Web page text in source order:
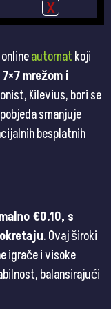
automat koji
mrežom i
Kilevius, bori se
smanjuje
besplatnih
€0.10, s
. Ovaj široki
igrače i visoke
balansirajući